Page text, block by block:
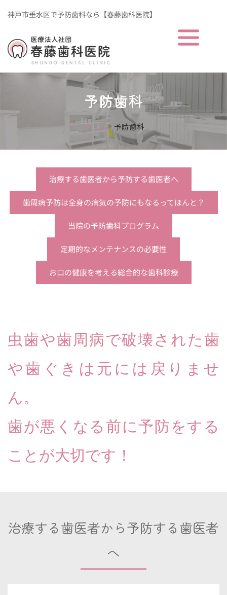
神戸市垂水区で予防歯科なら【春藤歯科医院】
予防歯科
ホーム 予防歯科
治療する歯医者から予防する歯医者へ
歯周病予防は全身の病気の予防にもなるってほんと？
当院の予防歯科プログラム
定期的なメンテナンスの必要性
お口の健康を考える総合的な歯科診療
虫歯や歯周病で破壊された歯
や歯ぐきは元には戻りませ
ん。
歯が悪くなる前に予防をする
ことが大切です！
治療する歯医者から予防する歯医者
へ